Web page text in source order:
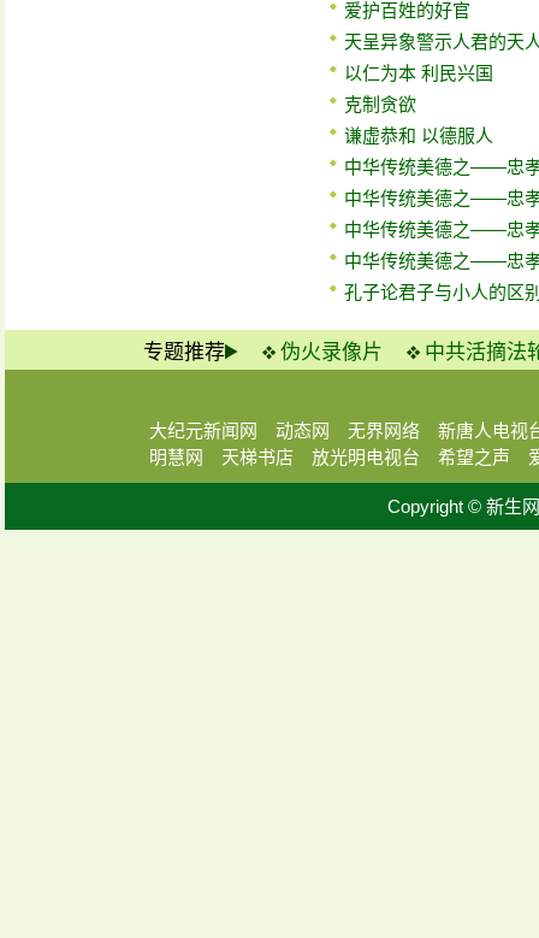
爱护百姓的好官
天呈异象警示人君的天
以仁为本 利民兴国
克制贪欲
谦虚恭和 以德服人
中华传统美德之——忠
中华传统美德之——忠
中华传统美德之——忠
中华传统美德之——忠
孔子论君子与小人的区
专题推荐 伪火录像片 中共活摘法
大纪元新闻网 动态网 无界网络
新唐人电视
明慧网
天梯书店 放光明电视台 希望之声
Copyright © 新生